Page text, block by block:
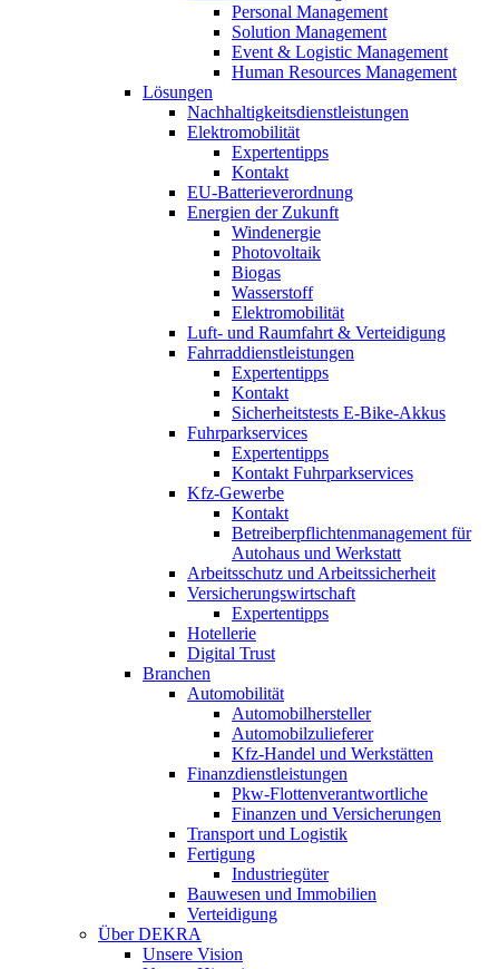
Personal Management
Solution Management
Event & Logistic Management
Human Resources Management
Lösungen
Nachhaltigkeitsdienstleistungen
Elektromobilität
Expertentipps
Kontakt
EU-Batterieverordnung
Energien der Zukunft
Windenergie
Photovoltaik
Biogas
Wasserstoff
Elektromobilität
Luft- und Raumfahrt & Verteidigung
Fahrraddienstleistungen
Expertentipps
Kontakt
Sicherheitstests E-Bike-Akkus
Fuhrparkservices
Expertentipps
Kontakt Fuhrparkservices
Kfz-Gewerbe
Kontakt
Betreiberpflichtenmanagement für
Autohaus und Werkstatt
Arbeitsschutz und Arbeitssicherheit
Versicherungswirtschaft
Expertentipps
Hotellerie
Digital Trust
Branchen
Automobilität
Automobilhersteller
Automobilzulieferer
Kfz-Handel und Werkstätten
Finanzdienstleistungen
Pkw‑Flottenverantwortliche
Finanzen und Versicherungen
Transport und Logistik
Fertigung
Industriegüter
Bauwesen und Immobilien
Verteidigung
Über DEKRA
Unsere Vision